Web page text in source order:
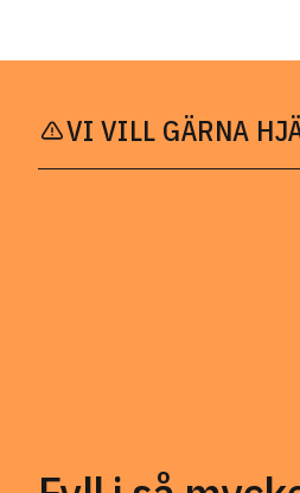
VI VILL GÄRNA